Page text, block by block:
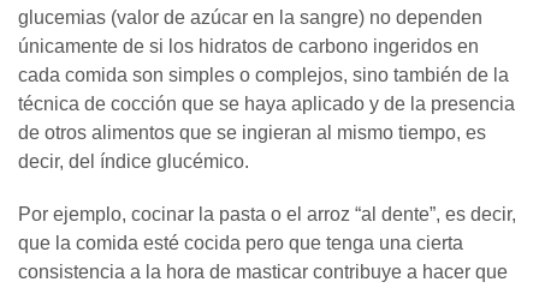
glucemias (valor de azúcar en la sangre) no dependen
únicamente de si los hidratos de carbono ingeridos en
cada comida son simples o complejos, sino también de la
técnica de cocción que se haya aplicado y de la presencia
de otros alimentos que se ingieran al mismo tiempo, es
decir, del índice glucémico.
Por ejemplo, cocinar la pasta o el arroz “al dente”, es decir,
que la comida esté cocida pero que tenga una cierta
consistencia a la hora de masticar contribuye a hacer que